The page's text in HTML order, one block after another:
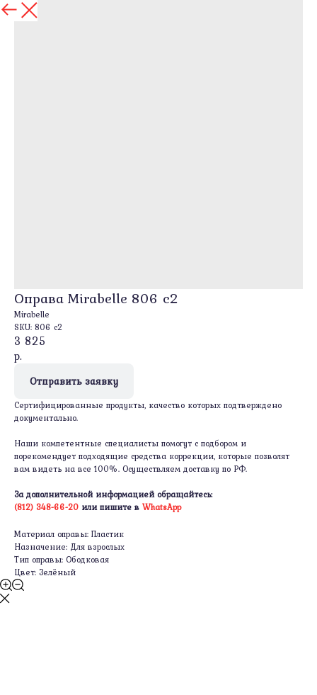
назад
Оправа Mirabelle 806 c2
Mirabelle
SKU: 806 c2
3 825
р.
Отправить заявку
Сертифицированные продукты, качество которых подтверждено
документально.
Наши компетентные специалисты помогут с подбором и
порекомендует подходящие средства коррекции, которые позволят
вам видеть на все 100%. Осуществляем доставку по РФ.
За дополнительной информацией обращайтесь:
(812) 348-66-20 или пишите в WhatsApp
Материал оправы: Пластик
Назначение: Для взрослых
Тип оправы: Ободковая
Цвет: Зелёный